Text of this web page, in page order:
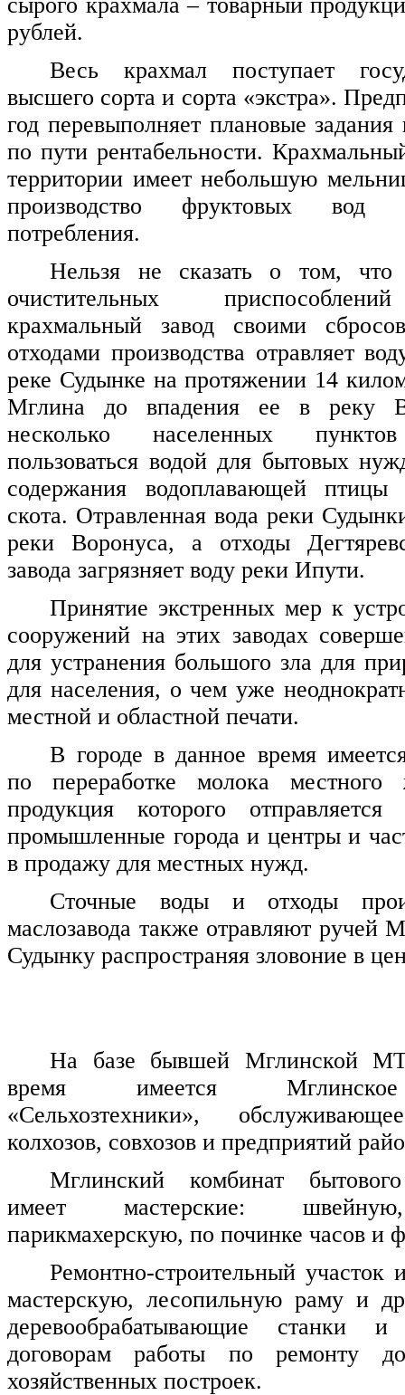
рублей.
Весь крахмал поступает
высшего сорта и сорта «экстра».
год перевыполняет плановые
по пути рентабельности.
территории имеет небольшую
производство фруктовых вод
потребления.
Нельзя не сказать о том, что
очистительных
крахмальный завод своими
отходами производства отравляет
реке Судынке на протяжении 14
Мглина до впадения ее в реку
несколько населенных
пользоваться водой для бытовых
содержания водоплавающей
скота. Отравленная вода реки
реки Воронуса, а отходы
завода загрязняет воду реки Ипути.
Принятие экстренных мер к
сооружений на этих заводах
для устранения большого зла для
для населения, о чем уже
местной и областной печати.
В городе в данное время
по переработке молока местного
продукция которого
промышленные города и центры и
в продажу для местных нужд.
Сточные воды и отходы
маслозавода также отравляют ручей
Судынку распространяя зловоние в
На базе бывшей Мглинской
время имеется
«Сельхозтехники»,
колхозов, совхозов и предприятий
Мглинский комбинат
имеет мастерские:
парикмахерскую, по починке часов и
Ремонтно-строительный участок
мастерскую, лесопильную раму и
деревообрабатывающие станки
договорам работы по ремонту
хозяйственных построек.